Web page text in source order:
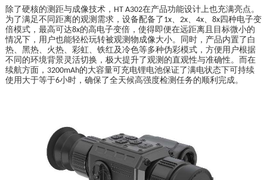
除了硬核的测距与成像技术， HT A302在产品功能设计上也充满亮点。
为了满足不同距离的观测需求，设备配备了 1x、 2x、 4x、 8x四种电子变
倍模式，最高可达8x的高电子变倍，使得即便在远距离且目标微小的
情况下，用户也能轻松玩转被观测物成像大小。同时，产品内置了白
热、黑热、火热、彩虹、铁红及冷色等多种伪彩模式，方便用户根据
不同的环境背景灵活切换，极大提升了观测的直观性与准确性。而在
续航方面， 3200mAh的大容量可充电锂电池保证了满电状态下可持续
使用大于等于6小时，确保了全天候高强度检测任务的顺利完成。